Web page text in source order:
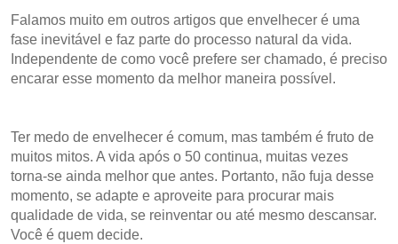
Falamos muito em outros artigos que envelhecer é uma
fase inevitável e faz parte do processo natural da vida.
Independente de como você prefere ser chamado, é preciso
encarar esse momento da melhor maneira possível.
Ter medo de envelhecer é comum, mas também é fruto de
muitos mitos. A vida após o 50 continua, muitas vezes
torna-se ainda melhor que antes. Portanto, não fuja desse
momento, se adapte e aproveite para procurar mais
qualidade de vida, se reinventar ou até mesmo descansar.
Você é quem decide.